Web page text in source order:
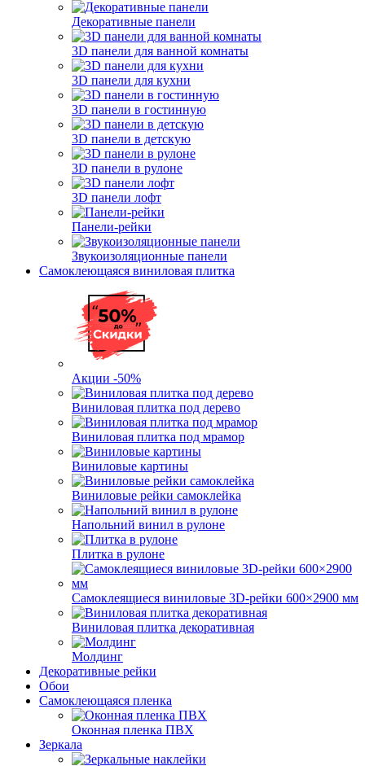
Декоративные панели
3D панели для ванной комнаты
3D панели для кухни
3D панели в гостинную
3D панели в детскую
3D панели в рулоне
3D панели лофт
Панели-рейки
Звукоизоляционные панели
Самоклеющаяся виниловая плитка
Акции -50%
Виниловая плитка под дерево
Виниловая плитка под мрамор
Виниловые картины
Виниловые рейки самоклейка
Напольний винил в рулоне
Плитка в рулоне
Самоклеящиеся виниловые 3D‑рейки 600×2900 мм
Виниловая плитка декоративная
Молдинг
Декоративные рейки
Обои
Самоклеющаяся пленка
Оконная пленка ПВХ
Зеркала